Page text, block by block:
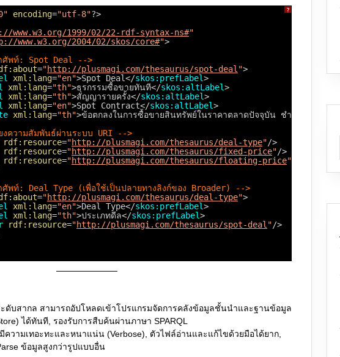
?
encoding="utf-8"?>
www.w3.org/1999/02/22-rdf-syntax-ns#"
www.w3.org/2004/02/skos/core#">
ศัพท์: Spot Deal -->
="http://plusmagi.com/thesaurus/spot-deal ">
xml:lang="en">Spot Deal</skos:prefLabel>
xml:lang="th">ธุรกรรมซื้อขายทันที</skos:altLabel>
xml:lang="th">สัญญารายครั้ง</skos:altLabel>
xml:lang="en">Spot Contract</skos:altLabel>
xml:lang="th">ข้อตกลงในการซื้อขายสินทรัพย์ในราคาตลาดปัจจุบัน ชำระเงินและ
ความสัมพันธ์ผ่านระบบ URI -->
rdf:resource="http://plusmagi.com/thesaurus/deal-type"/>
rdf:resource="http://plusmagi.com/thesaurus/fixed-price"/>
rdf:resource="http://plusmagi.com/thesaurus/floating-price"
พท์: Deal Type (เพื่อใช้เป็นปลายทางลิงก์ของ Broader) -->
="http://plusmagi.com/thesaurus/deal-type">
xml:lang="en">Deal Type</skos:prefLabel>
xml:lang="th">ประเภทดีล</skos:prefLabel>
rdf:resource="http://plusmagi.com/thesaurus/spot-deal "/>
ดับสากล สามารถอัปโหลดเข้าโปรแกรมจัดการคลังข้อมูลชั้นนำและฐานข้อมูล
ได้ทันที, รองรับการสืบค้นผ่านภาษา SPARQL
ความเทอะทะและหนาแน่น (Verbose), ตัวไฟล์อ่านและแก้ไขด้วยมือได้ยาก,
ข้อมูลสูงกว่ารูปแบบอื่น